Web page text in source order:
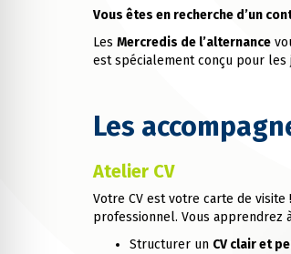
Vous êtes en recherche d’un
Les Mercredis de l’alternance
est spécialement conçu pour
Les
Atelier CV
Votre CV est votre carte de visite
professionnel. Vous apprendrez
Structurer un CV clair et